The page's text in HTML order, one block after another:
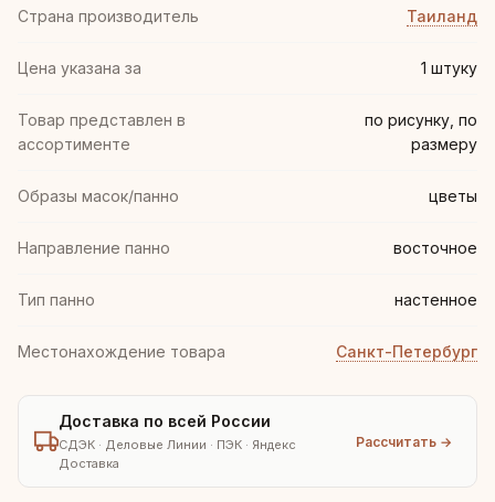
Страна производитель Таиланд
Цена указана за 1 штуку
Товар представлен в
ассортименте
по рисунку, по
размеру
Образы масок/панно цветы
Направление панно восточное
Тип панно настенное
Местонахождение товара Санкт-Петербург
Доставка по всей России
СДЭК · Деловые Линии · ПЭК · Яндекс
Доставка
Рассчитать →